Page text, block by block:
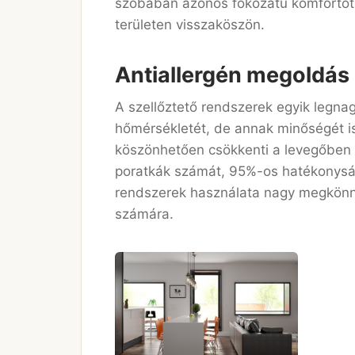
területen visszaköszön.
Antiallergén
A szellőztető rendszerek egyik
hőmérsékletét, de annak minőségét
köszönhetően csökkenti a
poratkák számát, 95%-os
rendszerek használata nagy
számára.